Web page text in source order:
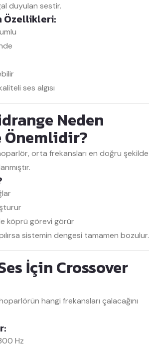
duyulan sestir.
Özellikleri:
ses algısı
Neden
Önemlidir?
orta frekansları en doğru şekilde
köprü görevi görür
sistemin dengesi tamamen bozulur.
İçin Crossover
hangi frekansları çalacağını
Hz